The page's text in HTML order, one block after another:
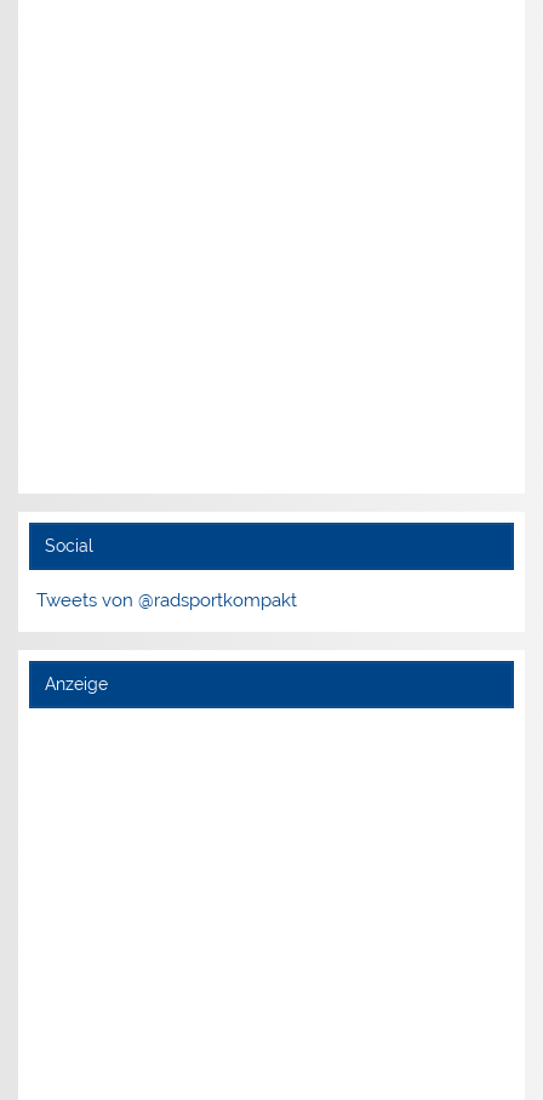
Social
Tweets von @radsportkompakt
Anzeige